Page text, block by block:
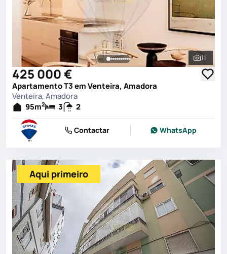
Ver
11
425 000 €
Apartamento T3 em Venteira, Amadora
Venteira, Amadora
95m2 3 2
Contactar WhatsApp
Aqui primeiro